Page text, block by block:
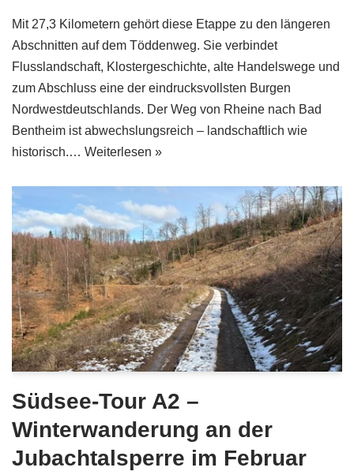
Mit 27,3 Kilometern gehört diese Etappe zu den längeren
Abschnitten auf dem Töddenweg. Sie verbindet
Flusslandschaft, Klostergeschichte, alte Handelswege und
zum Abschluss eine der eindrucksvollsten Burgen
Nordwestdeutschlands. Der Weg von Rheine nach Bad
Bentheim ist abwechslungsreich – landschaftlich wie
historisch.… Weiterlesen »
Südsee-Tour A2 –
Winterwanderung an der
Jubachtalsperre im Februar